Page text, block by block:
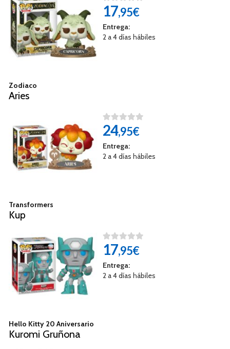
17,95€
Entrega:
2 a 4 días hábiles
Zodiaco
Aries
24,95€
Entrega:
2 a 4 días hábiles
Transformers
Kup
17,95€
Entrega:
2 a 4 días hábiles
Hello Kitty 20 Aniversario
Kuromi Gruñona